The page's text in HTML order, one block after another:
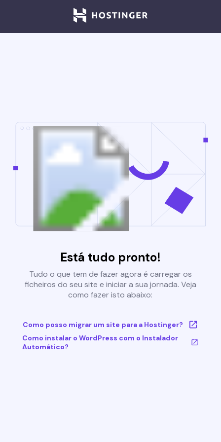
Está tudo pronto!
Tudo o que tem de fazer agora é carregar os
ficheiros do seu site e iniciar a sua jornada. Veja
como fazer isto abaixo:
Como posso migrar um site para a Hostinger?
Como instalar o WordPress com o Instalador
Automático?